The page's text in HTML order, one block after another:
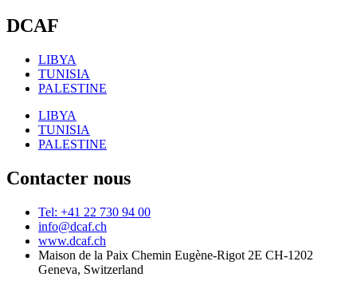
DCAF
LIBYA
TUNISIA
PALESTINE
LIBYA
TUNISIA
PALESTINE
Contacter nous
Tel: +41 22 730 94 00
info@dcaf.ch
www.dcaf.ch
Maison de la Paix Chemin Eugène-Rigot 2E CH-1202
Geneva, Switzerland